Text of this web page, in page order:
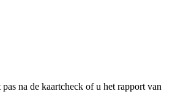
na de kaartcheck of u het rapport van